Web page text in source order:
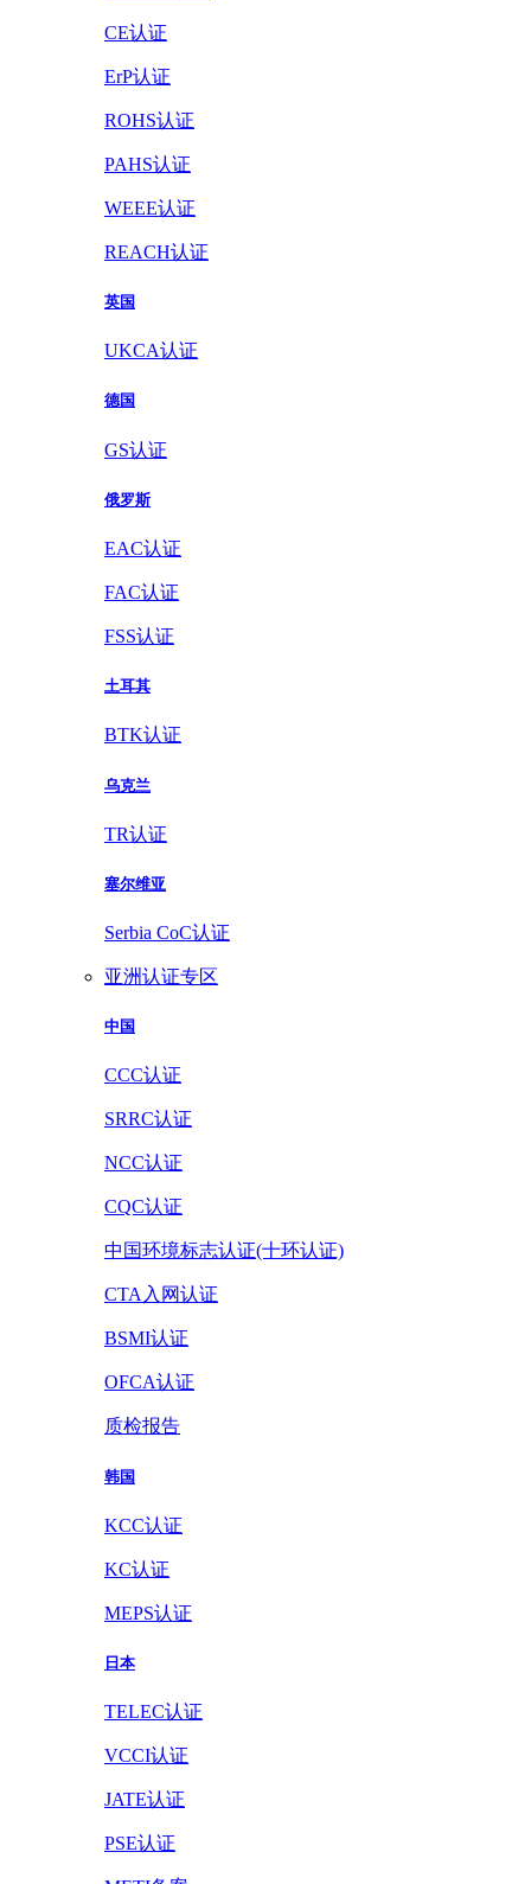
CE认证
ErP认证
ROHS认证
PAHS认证
WEEE认证
REACH认证
英国
UKCA认证
德国
GS认证
俄罗斯
EAC认证
FAC认证
FSS认证
土耳其
BTK认证
乌克兰
TR认证
塞尔维亚
Serbia CoC认证
亚洲认证专区
中国
CCC认证
SRRC认证
NCC认证
CQC认证
中国环境标志认证(十环认证)
CTA入网认证
BSMI认证
OFCA认证
质检报告
韩国
KCC认证
KC认证
MEPS认证
日本
TELEC认证
VCCI认证
JATE认证
PSE认证